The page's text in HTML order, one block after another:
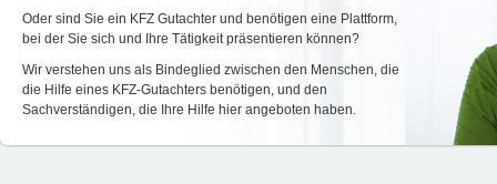
Oder sind Sie ein KFZ Gutachter und benötigen eine Plattform,
bei der Sie sich und Ihre Tätigkeit präsentieren können?
Wir verstehen uns als Bindeglied zwischen den Menschen, die
die Hilfe eines KFZ-Gutachters benötigen, und den
Sachverständigen, die Ihre Hilfe hier angeboten haben.